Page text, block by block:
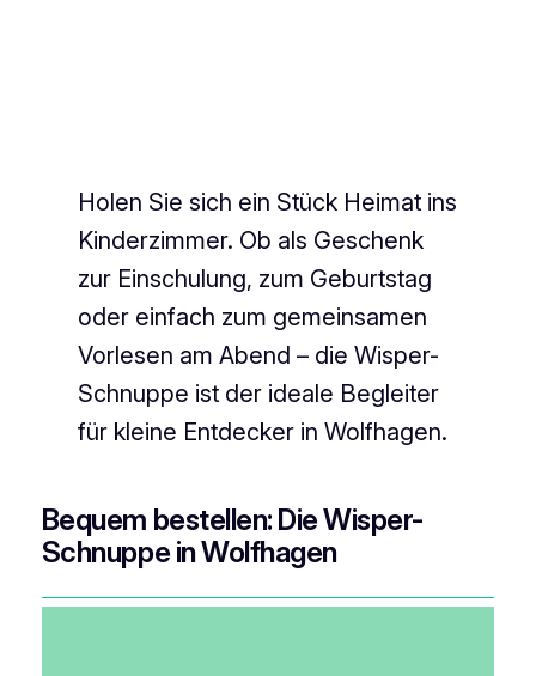
Holen Sie sich ein Stück Heimat ins
Kinderzimmer. Ob als Geschenk
zur Einschulung, zum Geburtstag
oder einfach zum gemeinsamen
Vorlesen am Abend – die Wisper-
Schnuppe ist der ideale Begleiter
für kleine Entdecker in Wolfhagen.
Bequem bestellen: Die Wisper-
Schnuppe in Wolfhagen